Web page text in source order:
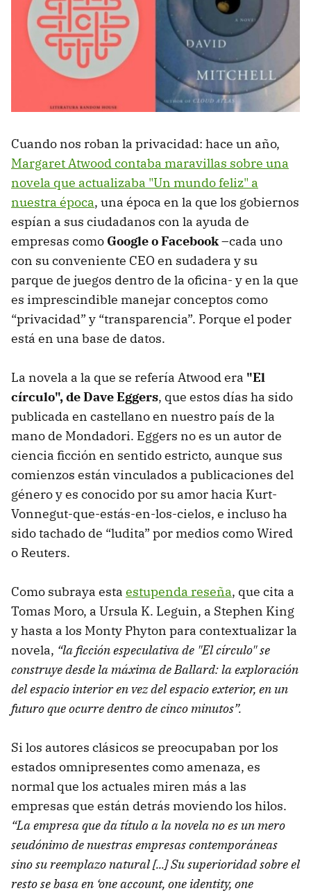
Cuando nos roban la privacidad: hace un año,
Margaret Atwood contaba maravillas sobre una
novela que actualizaba "Un mundo feliz" a
nuestra época, una época en la que los gobiernos
espían a sus ciudadanos con la ayuda de
empresas como Google o Facebook–cada uno
con su conveniente CEO en sudadera y su
parque de juegos dentro de la oficina- y en la que
es imprescindible manejar conceptos como
“privacidad” y “transparencia”. Porque el poder
está en una base de datos.
La novela a la que se refería Atwood era "El
círculo", de Dave Eggers, que estos días ha sido
publicada en castellano en nuestro país de la
mano de Mondadori. Eggers no es un autor de
ciencia ficción en sentido estricto, aunque sus
comienzos están vinculados a publicaciones del
género y es conocido por su amor hacia Kurt-
Vonnegut-que-estás-en-los-cielos, e incluso ha
sido tachado de “ludita” por medios como Wired
o Reuters.
Como subraya esta estupenda reseña, que cita a
Tomas Moro, a Ursula K. Leguin, a Stephen King
y hasta a los Monty Phyton para contextualizar la
novela, “la ficción especulativa de "El círculo" se
construye desde la máxima de Ballard: la exploración
del espacio interior en vez del espacio exterior, en un
futuro que ocurre dentro de cinco minutos”.
Si los autores clásicos se preocupaban por los
estados omnipresentes como amenaza, es
normal que los actuales miren más a las
empresas que están detrás moviendo los hilos.
“La empresa que da título a la novela no es un mero
seudónimo de nuestras empresas contemporáneas
sino su reemplazo natural [...] Su superioridad sobre el
resto se basa en ‘one account, one identity, one